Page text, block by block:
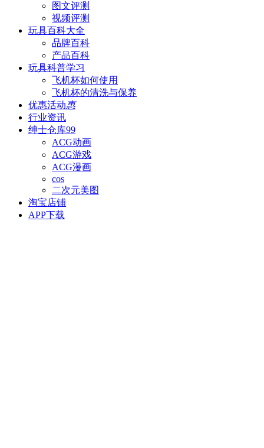
图文评测
视频评测
玩具百科大全
品牌百科
产品百科
玩具科普学习
飞机杯如何使用
飞机杯的清洗与保养
优惠活动惠
行业资讯
绅士仓库99
ACG动画
ACG游戏
ACG漫画
cos
二次元美图
淘宝店铺
APP下载